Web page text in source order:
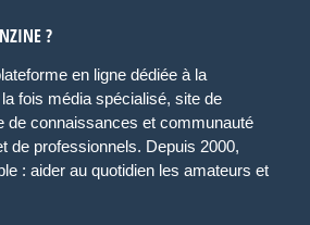
?
en ligne dédiée à la
la fois média spécialisé, site de
de connaissances et communauté
de professionnels. Depuis 2000,
: aider au quotidien les amateurs et